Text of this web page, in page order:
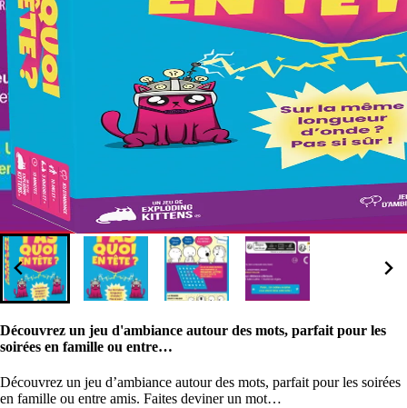
Découvrez un jeu d'ambiance autour des mots, parfait pour les
soirées en famille ou entre…
Découvrez un jeu d’ambiance autour des mots, parfait pour les soirées
en famille ou entre amis. Faites deviner un mot…